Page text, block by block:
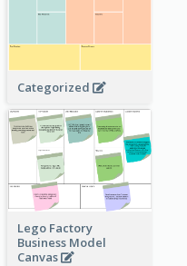
Categorized
Lego Factory
Business Model
Canvas